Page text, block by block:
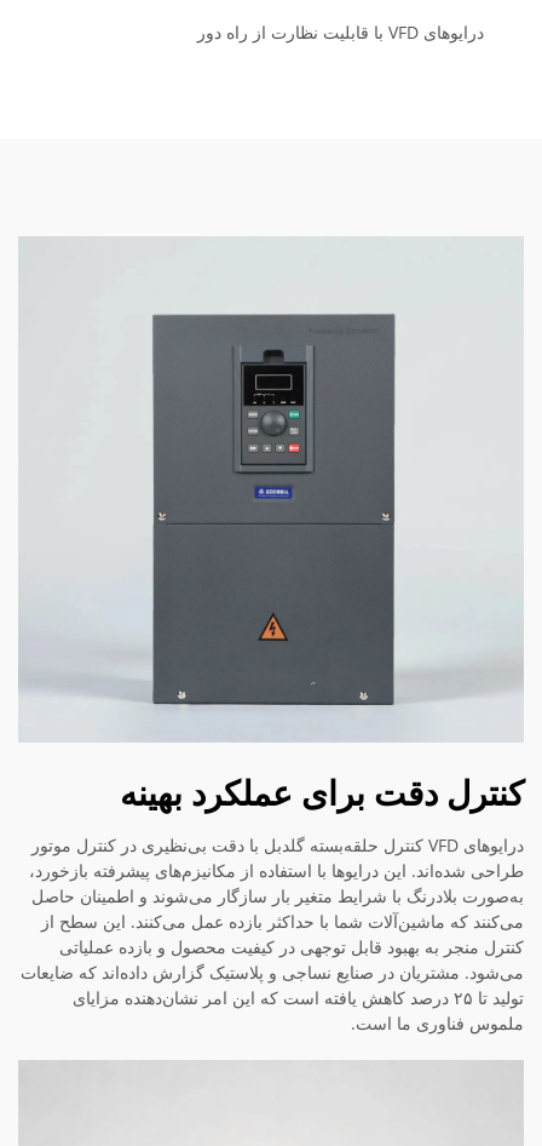
درایوهای VFD با قابلیت نظارت از راه دور
کنترل دقت برای عملکرد بهینه
درایوهای VFD کنترل حلقه‌بسته گلدبل با دقت بی‌نظیری در کنترل موتور
طراحی شده‌اند. این درایوها با استفاده از مکانیزم‌های پیشرفته بازخورد،
به‌صورت بلادرنگ با شرایط متغیر بار سازگار می‌شوند و اطمینان حاصل
می‌کنند که ماشین‌آلات شما با حداکثر بازده عمل می‌کنند. این سطح از
کنترل منجر به بهبود قابل توجهی در کیفیت محصول و بازده عملیاتی
می‌شود. مشتریان در صنایع نساجی و پلاستیک گزارش داده‌اند که ضایعات
تولید تا ۲۵ درصد کاهش یافته است که این امر نشان‌دهنده مزایای
ملموس فناوری ما است.